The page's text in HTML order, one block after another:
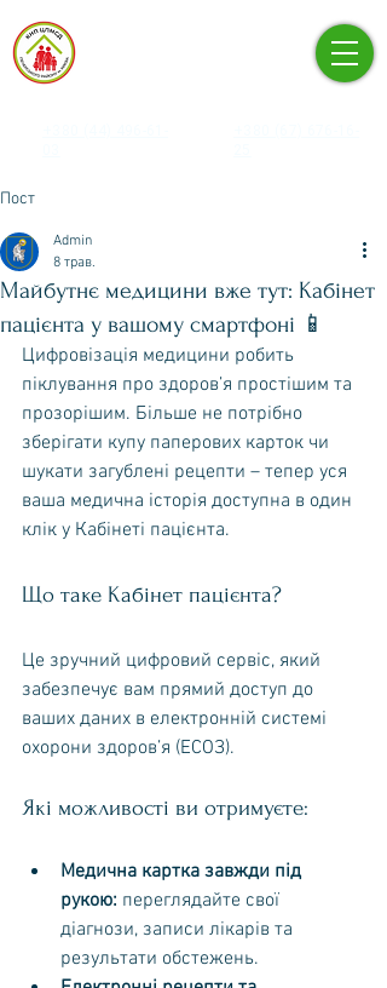
Пост
Майбутнє медицини вже тут: Кабінет
пацієнта у вашому смартфоні 📱
Admin
8 трав.
Цифровізація медицини робить
піклування про здоров’я простішим та
прозорішим. Більше не потрібно
зберігати купу паперових карток чи
шукати загублені рецепти – тепер уся
ваша медична історія доступна в один
клік у Кабінеті пацієнта.
Що таке Кабінет пацієнта?
Це зручний цифровий сервіс, який
забезпечує вам прямий доступ до
ваших даних в електронній системі
охорони здоров’я (ЕСОЗ).
Які можливості ви отримуєте:
Медична картка завжди під
рукою: переглядайте свої
діагнози, записи лікарів та
результати обстежень.